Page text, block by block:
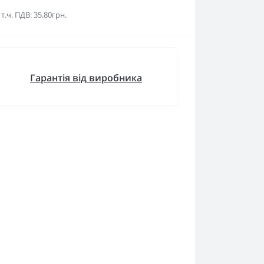
ПДВ: 35.80грн.
Гарантія від виробника